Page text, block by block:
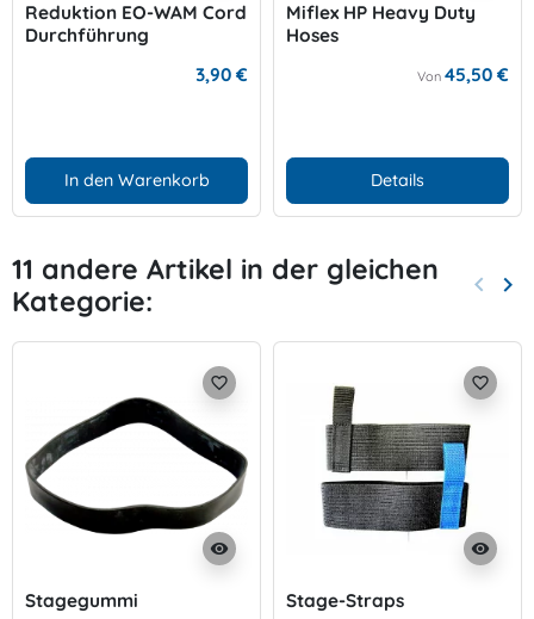
Reduktion EO-WAM Cord
Durchführung
3,90 €
In den Warenkorb
Miflex HP Heavy Duty
Hoses
Von 45,50 €
Details
11 andere Artikel in der gleichen
Kategorie:
Zurück
keyboard_arrow_left keyboard_arrow_right
visibility
favorite_border
Stagegummi
visibility
favorite_border
Stage-Straps